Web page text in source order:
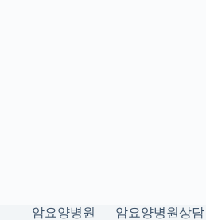
암요양병원
암요양병원상담